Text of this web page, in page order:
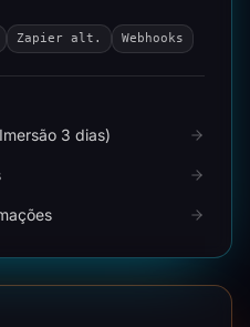
Zapier alt. Webhooks
3 dias)